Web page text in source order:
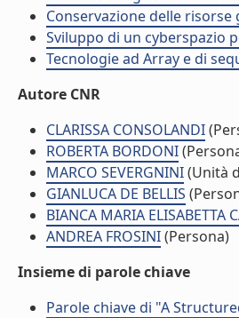
Conservazione delle risorse
Sviluppo di un cyberspazio
Tecnologie ad Array e di
Autore CNR
CLARISSA CONSOLANDI
ROBERTA BORDONI
MARCO SEVERGNINI(Unità
GIANLUCA DE BELLIS
BIANCA MARIA ELISABETTA
ANDREA FROSINI(Persona)
Insieme di parole chiave
Parole chiave di "A